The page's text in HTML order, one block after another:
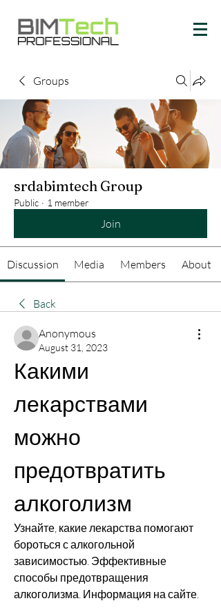
Groups
srdabimtech Group
Public · 1 member
Join
Discussion Media Members About
Back
Anonymous
August 31, 2023
Какими
лекарствами
можно
предотвратить
алкоголизм
Узнайте, какие лекарства помогают
бороться с алкогольной
зависимостью. Эффективные
способы предотвращения
алкоголизма. Информация на сайте.